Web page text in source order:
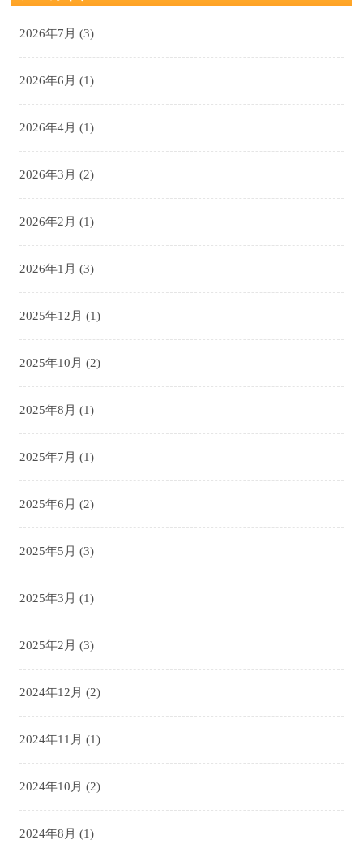
2026年7月 (3)
2026年6月 (1)
2026年4月 (1)
2026年3月 (2)
2026年2月 (1)
2026年1月 (3)
2025年12月 (1)
2025年10月 (2)
2025年8月 (1)
2025年7月 (1)
2025年6月 (2)
2025年5月 (3)
2025年3月 (1)
2025年2月 (3)
2024年12月 (2)
2024年11月 (1)
2024年10月 (2)
2024年8月 (1)